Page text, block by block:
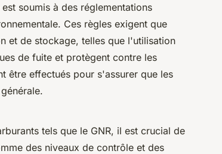
soumis à des réglementations
Ces règles exigent que
et de stockage, telles que l'utilisation
de fuite et protègent contre les
être effectués pour s'assurer que les
tels que le GNR, il est crucial de
des niveaux de contrôle et des